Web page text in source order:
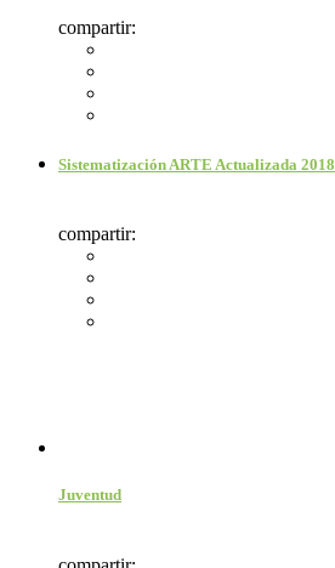
compartir:
Sistematización ARTE Actualizada 2018
compartir:
Juventud